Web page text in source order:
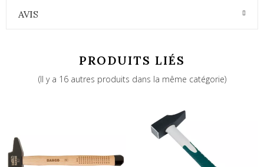
AVIS
PRODUITS LIÉS
(Il y a 16 autres produits dans la même catégorie)